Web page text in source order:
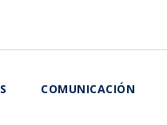
COMUNICACIÓN